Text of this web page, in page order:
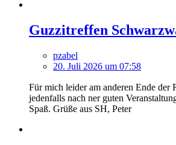
Guzzitreffen
pzabel
20. Juli 2026 um 07:58
Für mich leider am anderen Ende
jedenfalls nach ner guten
Spaß. Grüße aus SH, Peter